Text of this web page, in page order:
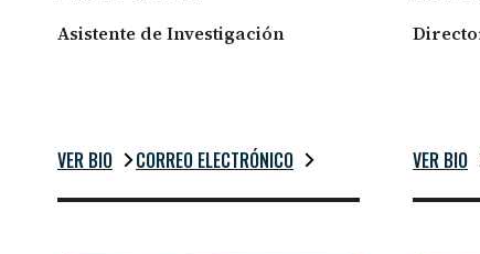
Asistente de Investigación
VER BIO CORREO ELECTRÓNICO VER BIO